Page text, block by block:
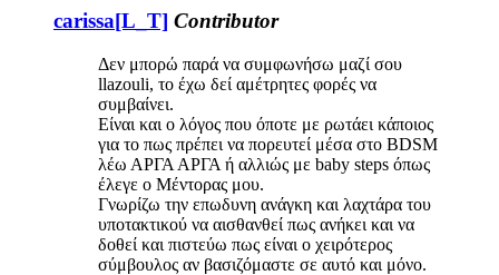
carissa[L_T] Contributor
Δεν μπορώ παρά να συμφωνήσω μαζί σου
llazouli, το έχω δεί αμέτρητες φορές να
συμβαίνει.
Είναι και ο λόγος που όποτε με ρωτάει κάποιος
για το πως πρέπει να πορευτεί μέσα στο BDSM
λέω ΑΡΓΑ ΑΡΓΑ ή αλλιώς με baby steps όπως
έλεγε ο Μέντορας μου.
Γνωρίζω την επωδυνη ανάγκη και λαχτάρα του
υποτακτικού να αισθανθεί πως ανήκει και να
δοθεί και πιστεύω πως είναι ο χειρότερος
σύμβουλος αν βασιζόμαστε σε αυτό και μόνο.